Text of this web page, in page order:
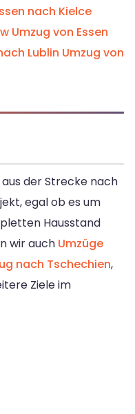
nach Kielce
Umzug von Essen
Lublin Umzug von
der Strecke nach
egal ob es um
Hausstand
wir auch Umzüge
nach Tschechien,
Ziele im